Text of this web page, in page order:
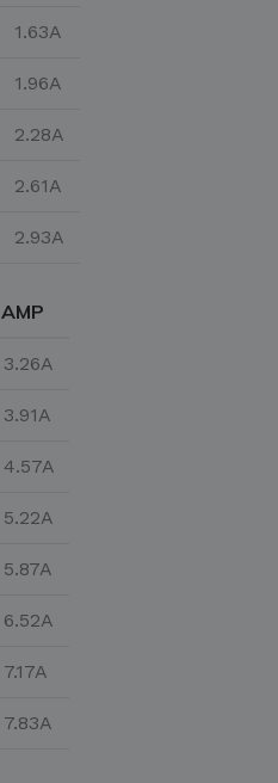
1.63A
1.96A
2.28A
2.61A
2.93A
AMP
3.26A
3.91A
4.57A
5.22A
5.87A
6.52A
7.17A
7.83A